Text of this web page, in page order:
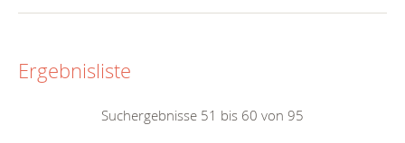
Ergebnisliste
Suchergebnisse 51 bis 60 von 95